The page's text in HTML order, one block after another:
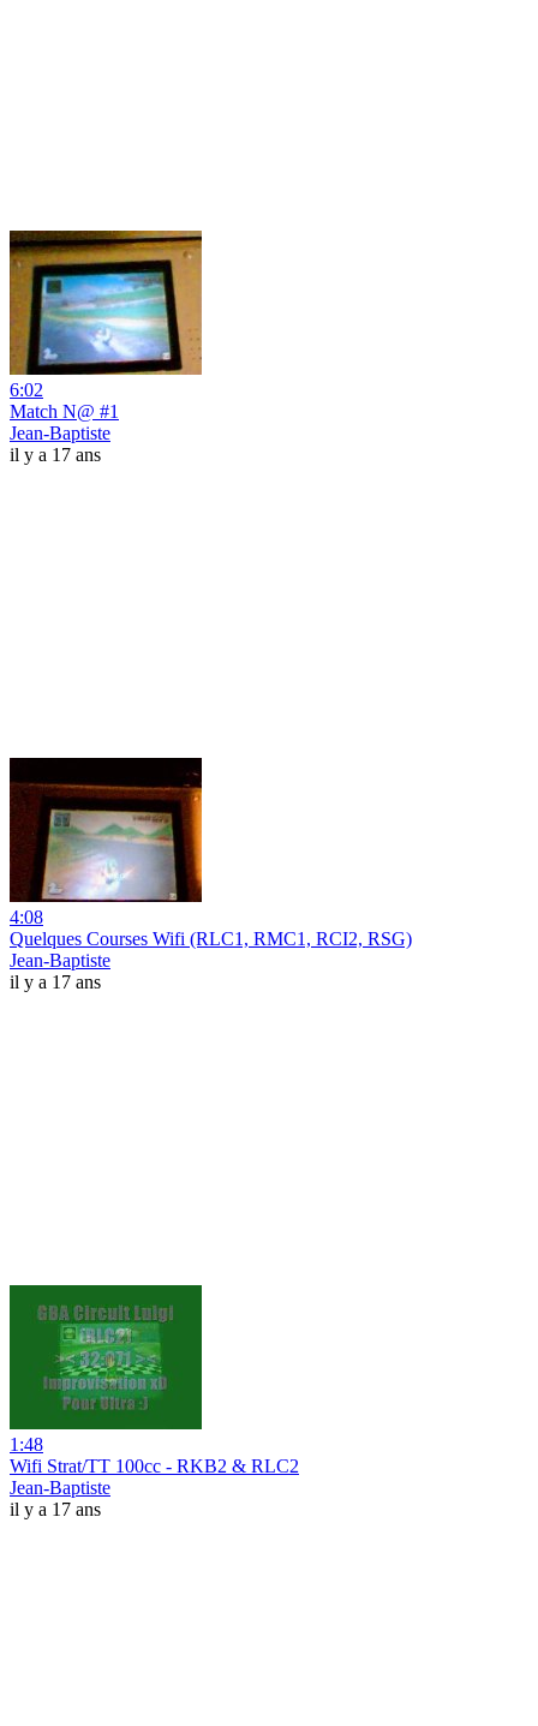
6:02
Match N@ #1
Jean-Baptiste
il y a 17 ans
4:08
Quelques Courses Wifi (RLC1, RMC1, RCI2, RSG)
Jean-Baptiste
il y a 17 ans
1:48
Wifi Strat/TT 100cc - RKB2 & RLC2
Jean-Baptiste
il y a 17 ans